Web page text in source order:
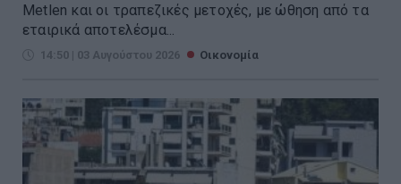
Metlen και οι τραπεζικές μετοχές, με ώθηση από τα
εταιρικά αποτελέσμα...
14:50 | 03 Αυγούστου 2026 Οικονομία